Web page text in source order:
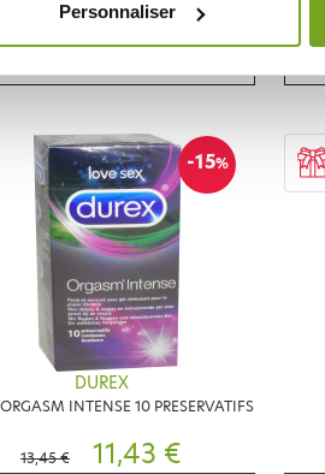
Personnaliser
10,96 €
-15%
DUREX
INTENSE 10 PRESERVATIFS
13,45 € 11,43 €